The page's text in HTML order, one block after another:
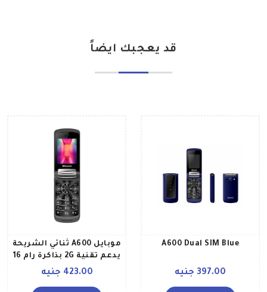
قد يعجبك ايضاً
A600 Dual SIM Blue
397.00 جنيه
موبايل A600 ثنائي الشريحة
يدعم تقنية 2G بذاكرة رام 16
423.00 جنيه